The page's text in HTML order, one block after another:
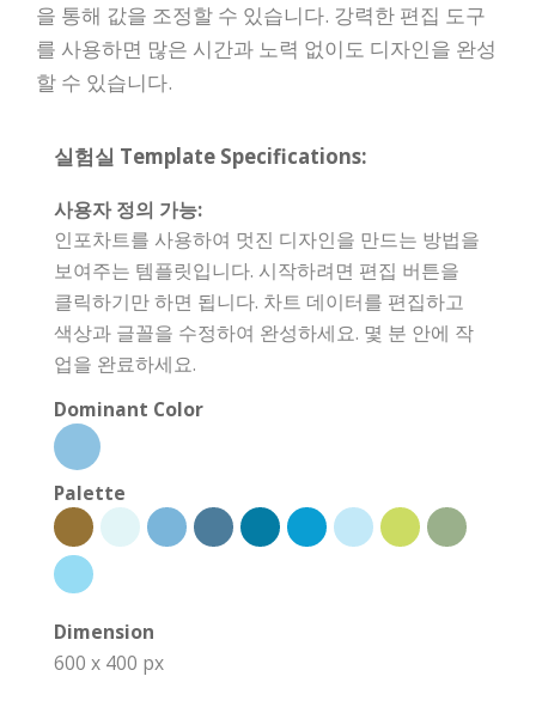
을 통해 값을 조정할 수 있습니다. 강력한 편집 도구
를 사용하면 많은 시간과 노력 없이도 디자인을 완성
할 수 있습니다.
실험실 Template Specifications:
사용자 정의 가능:
인포차트를 사용하여 멋진 디자인을 만드는 방법을
보여주는 템플릿입니다. 시작하려면 편집 버튼을
클릭하기만 하면 됩니다. 차트 데이터를 편집하고
색상과 글꼴을 수정하여 완성하세요. 몇 분 안에 작
업을 완료하세요.
Dominant Color
Palette
Dimension
600 x 400 px